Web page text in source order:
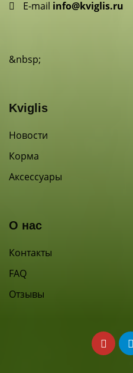
E-mail info@kviglis.ru
&nbsp;
Kviglis
Новости
Корма
Аксессуары
О нас
Контакты
FAQ
Отзывы